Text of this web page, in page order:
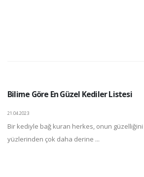
Bilime Göre En Güzel Kediler Listesi
21.04.2023
Bir kediyle bağ kuran herkes, onun
yüzlerinden çok daha derine ...